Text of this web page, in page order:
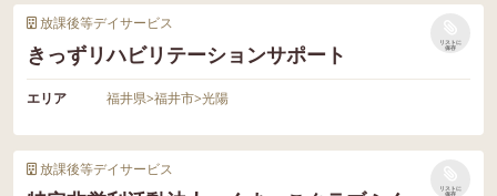
放課後等デイサービス
きっずリハビリテーションサポート
リストに
保存
エリア 福井県>福井市>光陽
放課後等デイサービス
リストに
保存